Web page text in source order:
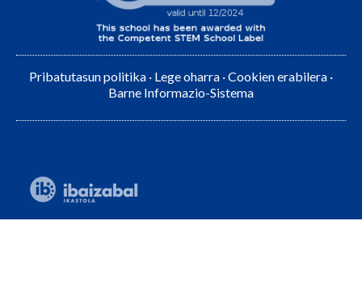
Pribatutasun politika · Lege oharra ·Cookien erabilera ·
Barne Informazio-Sistema